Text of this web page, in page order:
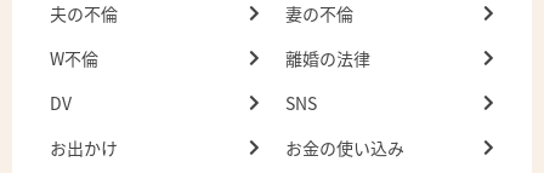
夫の不倫
妻の不倫
W不倫
離婚の法律
DV
SNS
お出かけ
お金の使い込み